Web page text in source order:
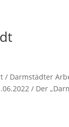
/ Darmstädter
/ Der